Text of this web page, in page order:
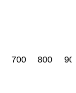
700 800